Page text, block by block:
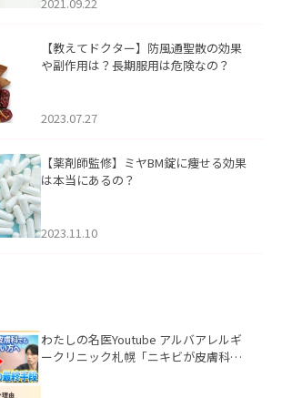
【教えてドクター】防風通聖散の効果
や副作用は？長期服用は危険なの？
2023.07.27
【薬剤師監修】ミヤBM錠に痩せる効果
は本当にあるの？
2023.11.10
わたしの名医Youtube アルバアレルギ
ークリニック札幌「ニキビが皮膚科で